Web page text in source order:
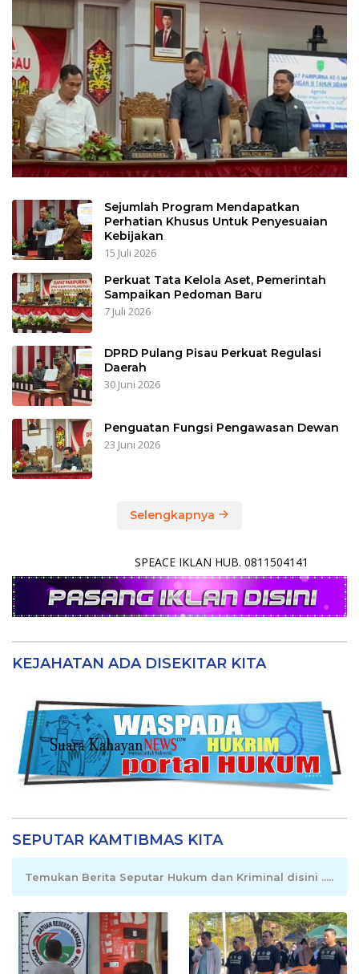
Sejumlah Program Mendapatkan
Perhatian Khusus Untuk Penyesuaian
Kebijakan
15 Juli 2026
Perkuat Tata Kelola Aset, Pemerintah
Sampaikan Pedoman Baru
7 Juli 2026
DPRD Pulang Pisau Perkuat Regulasi
Daerah
30 Juni 2026
Penguatan Fungsi Pengawasan Dewan
23 Juni 2026
Selengkapnya
SPEACE IKLAN HUB. 0811504141
KEJAHATAN ADA DISEKITAR KITA
SEPUTAR KAMTIBMAS KITA
Temukan Berita Seputar Hukum dan Kriminal disini .....